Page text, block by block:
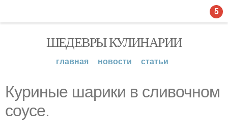
ШЕДЕВРЫ КУЛИНАРИИ
главная новости статьи
Куриные шарики в сливочном
соусе.
5